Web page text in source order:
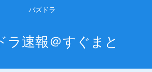
パズドラ
ラ速報＠すぐまと